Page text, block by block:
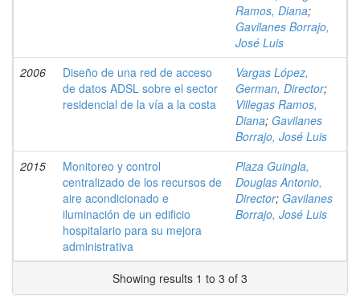
Ramos, Diana;
Gavilanes Borrajo,
José Luis
2006
Diseño de una red de acceso
de datos ADSL sobre el sector
residencial de la vía a la costa
Vargas López,
German, Director;
Villegas Ramos,
Diana; Gavilanes
Borrajo, José Luis
2015
Monitoreo y control
centralizado de los recursos de
aire acondicionado e
iluminación de un edificio
hospitalario para su mejora
administrativa
Plaza Guingla,
Douglas Antonio,
Director; Gavilanes
Borrajo, José Luis
Showing results 1 to 3 of 3